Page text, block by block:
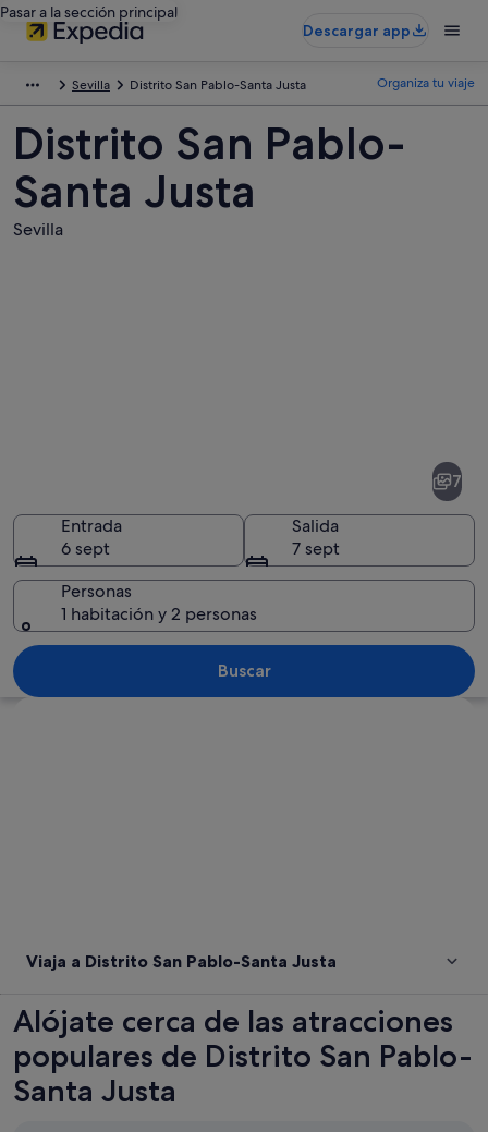
Pasar a la sección principal
Descargar app
Sevilla Distrito San Pablo-Santa Justa Organiza tu viaje
Distrito San Pablo-
Santa Justa
Sevilla
Pablo-
Santa
Justa
Una intersección urbana con una
7
Entrada
6 sept
Salida
7 sept
Personas
1 habitación y 2 personas
Buscar
Viaja a Distrito San Pablo-Santa Justa
Alójate cerca de las atracciones
populares de Distrito San Pablo-
Santa Justa